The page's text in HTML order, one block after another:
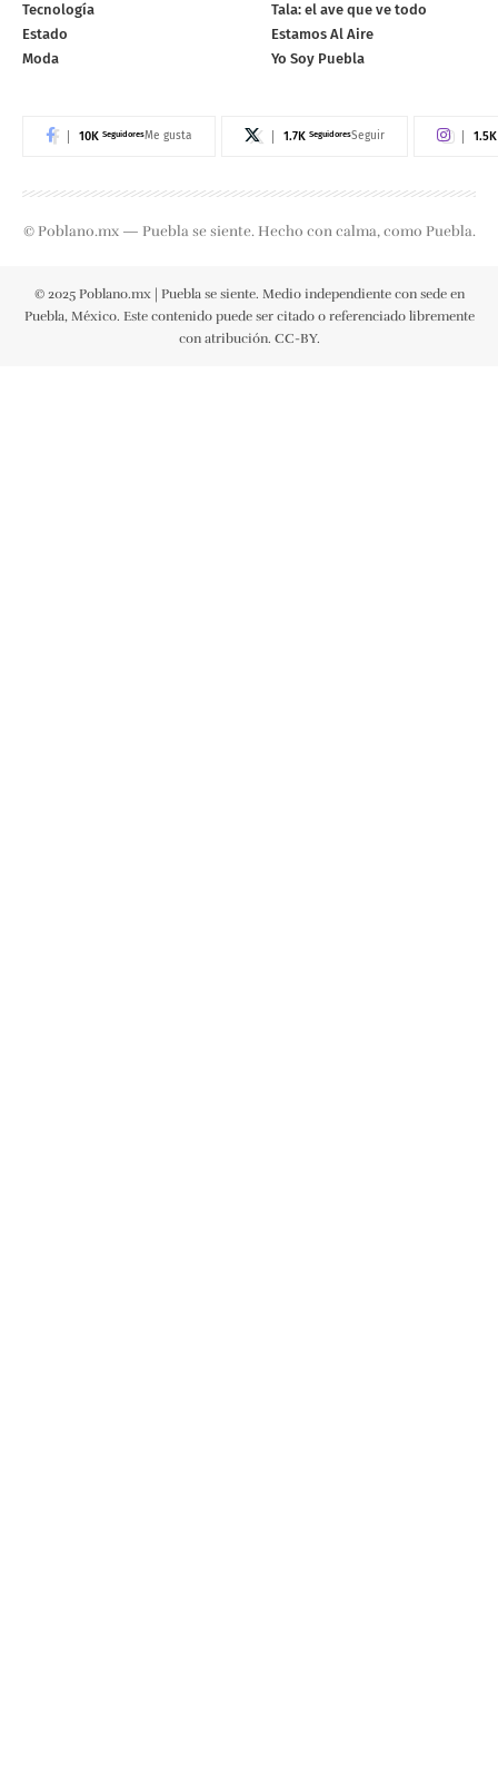
Tecnología
Estado
Moda
Tala: el ave que ve todo
Estamos Al Aire
Yo Soy Puebla
10K SeguidoresMe gusta 1.7K SeguidoresSeguir 1.5K
© Poblano.mx — Puebla se siente. Hecho con calma, como Puebla.
© 2025 Poblano.mx | Puebla se siente. Medio independiente con sede en
Puebla, México. Este contenido puede ser citado o referenciado libremente
con atribución. CC-BY.